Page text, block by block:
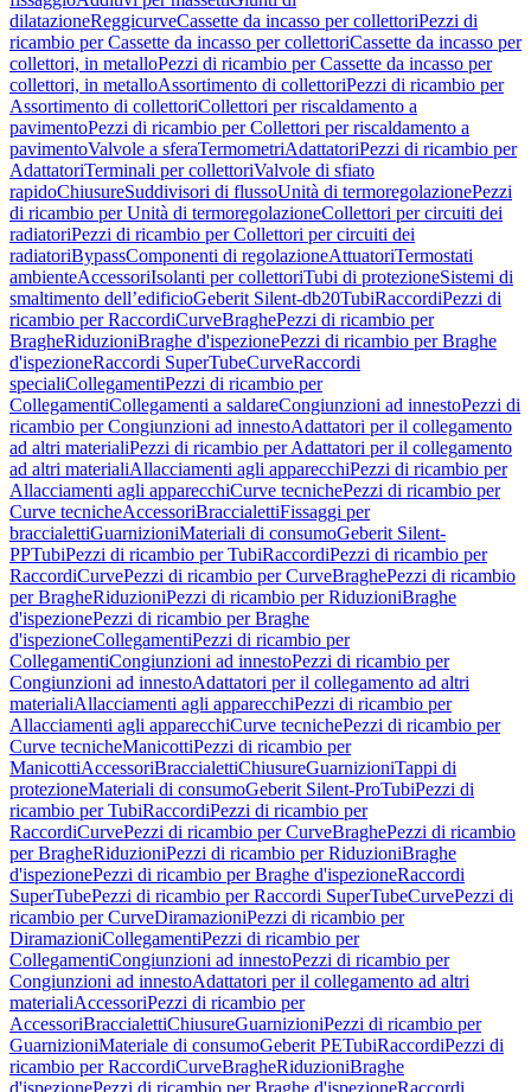
dilatazioneReggicurveCassette da incasso per collettoriPezzi di
ricambio per Cassette da incasso per collettoriCassette da incasso per
collettori, in metalloPezzi di ricambio per Cassette da incasso per
collettori, in metalloAssortimento di collettoriPezzi di ricambio per
Assortimento di collettoriCollettori per riscaldamento a
pavimentoPezzi di ricambio per Collettori per riscaldamento a
pavimentoValvole a sferaTermometriAdattatoriPezzi di ricambio per
AdattatoriTerminali per collettoriValvole di sfiato
rapidoChiusureSuddivisori di flussoUnità di termoregolazionePezzi
di ricambio per Unità di termoregolazioneCollettori per circuiti dei
radiatoriPezzi di ricambio per Collettori per circuiti dei
radiatoriBypassComponenti di regolazioneAttuatoriTermostati
ambienteAccessoriIsolanti per collettoriTubi di protezioneSistemi di
smaltimento dell’edificioGeberit Silent-db20TubiRaccordiPezzi di
ricambio per RaccordiCurveBraghePezzi di ricambio per
BragheRiduzioniBraghe d'ispezionePezzi di ricambio per Braghe
d'ispezioneRaccordi SuperTubeCurveRaccordi
specialiCollegamentiPezzi di ricambio per
CollegamentiCollegamenti a saldareCongiunzioni ad innestoPezzi di
ricambio per Congiunzioni ad innestoAdattatori per il collegamento
ad altri materialiPezzi di ricambio per Adattatori per il collegamento
ad altri materialiAllacciamenti agli apparecchiPezzi di ricambio per
Allacciamenti agli apparecchiCurve tecnichePezzi di ricambio per
Curve tecnicheAccessoriBraccialettiFissaggi per
braccialettiGuarnizioniMateriali di consumoGeberit Silent-
PPTubiPezzi di ricambio per TubiRaccordiPezzi di ricambio per
RaccordiCurvePezzi di ricambio per CurveBraghePezzi di ricambio
per BragheRiduzioniPezzi di ricambio per RiduzioniBraghe
d'ispezionePezzi di ricambio per Braghe
d'ispezioneCollegamentiPezzi di ricambio per
CollegamentiCongiunzioni ad innestoPezzi di ricambio per
Congiunzioni ad innestoAdattatori per il collegamento ad altri
materialiAllacciamenti agli apparecchiPezzi di ricambio per
Allacciamenti agli apparecchiCurve tecnichePezzi di ricambio per
Curve tecnicheManicottiPezzi di ricambio per
ManicottiAccessoriBraccialettiChiusureGuarnizioniTappi di
protezioneMateriali di consumoGeberit Silent-ProTubiPezzi di
ricambio per TubiRaccordiPezzi di ricambio per
RaccordiCurvePezzi di ricambio per CurveBraghePezzi di ricambio
per BragheRiduzioniPezzi di ricambio per RiduzioniBraghe
d'ispezionePezzi di ricambio per Braghe d'ispezioneRaccordi
SuperTubePezzi di ricambio per Raccordi SuperTubeCurvePezzi di
ricambio per CurveDiramazioniPezzi di ricambio per
DiramazioniCollegamentiPezzi di ricambio per
CollegamentiCongiunzioni ad innestoPezzi di ricambio per
Congiunzioni ad innestoAdattatori per il collegamento ad altri
materialiAccessoriPezzi di ricambio per
AccessoriBraccialettiChiusureGuarnizioniPezzi di ricambio per
GuarnizioniMateriale di consumoGeberit PETubiRaccordiPezzi di
ricambio per RaccordiCurveBragheRiduzioniBraghe
d'ispezionePezzi di ricambio per Braghe d'ispezioneRaccordi